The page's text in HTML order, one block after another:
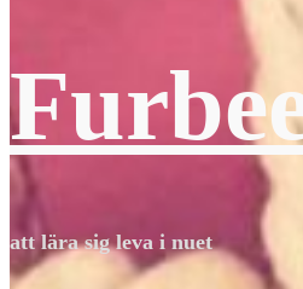
att lära sig leva i nuet